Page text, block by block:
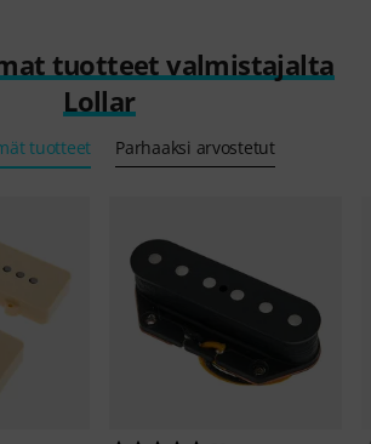
tuotteet valmistajalta
Lollar
tuotteet Parhaaksi arvostetut